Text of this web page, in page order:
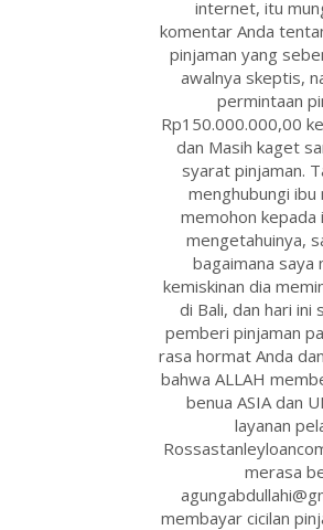
internet, itu
komentar Anda
pinjaman yang
awalnya skeptis,
permintaan
Rp150.000.000,00
dan Masih kaget
syarat pinjaman.
menghubungi
memohon kepada
mengetahuinya,
bagaimana saya
kemiskinan dia
di Bali, dan hari ini
pemberi pinjaman
rasa hormat Anda
bahwa ALLAH
benua ASIA dan
layanan
merasa
membayar cicilan